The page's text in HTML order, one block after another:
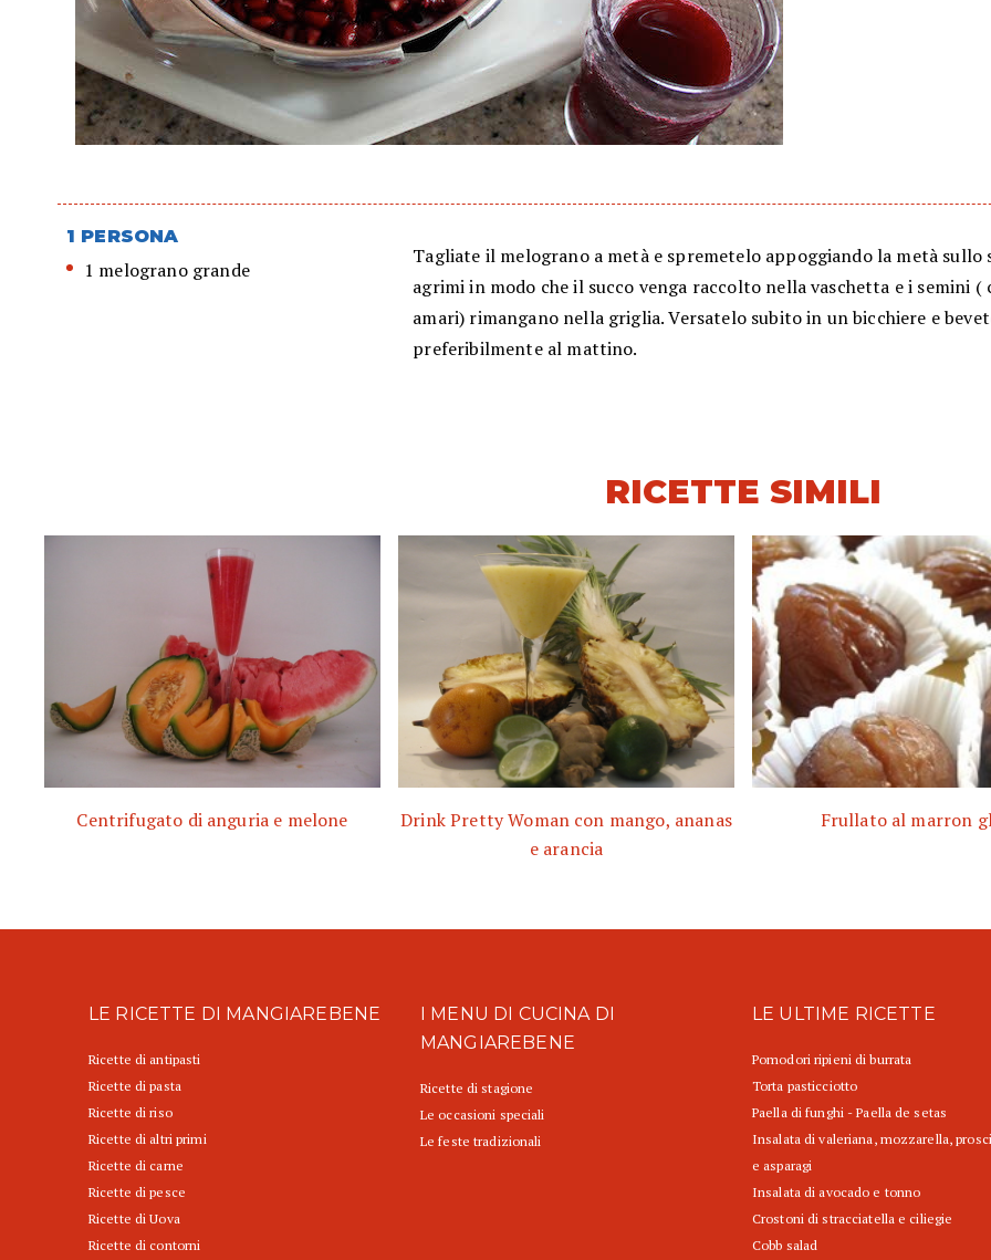
1 PERSONA
1 melograno grande
Tagliate il melograno a metà e spremetelo appoggiando la metà sullo
agrimi in modo che il succo venga raccolto nella vaschetta e i semini (
amari) rimangano nella griglia. Versatelo subito in un bicchiere e
preferibilmente al mattino.
RICETTE SIMILI
Centrifugato di anguria e melone
Drink Pretty Woman con mango, ananas
e arancia
Frullato al marron
LE RICETTE DI MANGIAREBENE
Ricette di antipasti
Ricette di pasta
Ricette di riso
Ricette di altri primi
Ricette di carne
Ricette di pesce
Ricette di Uova
Ricette di contorni
I MENU DI CUCINA DI
MANGIAREBENE
Ricette di stagione
Le occasioni speciali
Le feste tradizionali
LE ULTIME RICETTE
Pomodori ripieni di burrata
Torta pasticciotto
Paella di funghi - Paella de setas
Insalata di valeriana, mozzarella,
e asparagi
Insalata di avocado e tonno
Crostoni di stracciatella e ciliegie
Cobb salad